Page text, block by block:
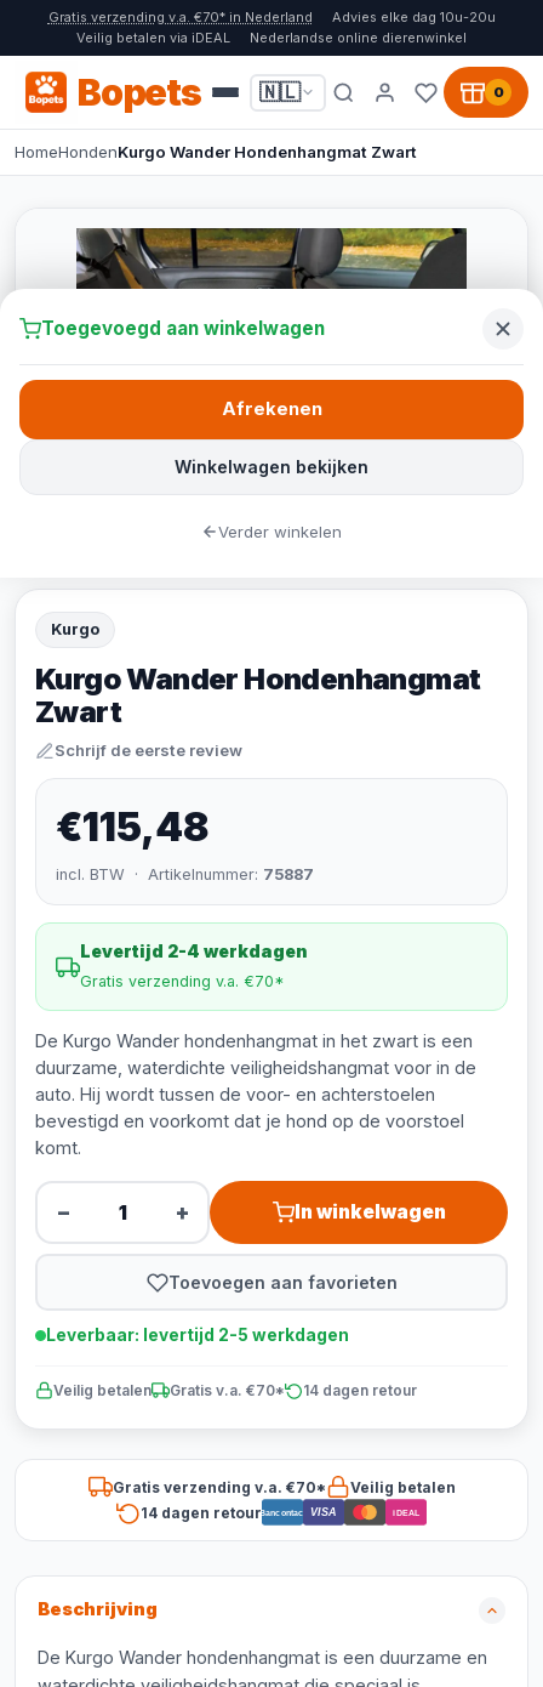
Gratis verzending v.a. €70* in Nederland
Advies elke dag 10u-20u
Veilig betalen via iDEAL
Nederlandse online dierenwinkel
Bopets 🇳🇱 0
HomeHondenKurgo Wander Hondenhangmat Zwart
Kurgo
Kurgo Wander Hondenhangmat
Zwart
Schrijf de eerste review
€115,48
incl. BTW · Artikelnummer: 75887
Levertijd 2-4 werkdagen
Gratis verzending v.a. €70*
De Kurgo Wander hondenhangmat in het zwart is een
duurzame, waterdichte veiligheidshangmat voor in de
auto. Hij wordt tussen de voor- en achterstoelen
bevestigd en voorkomt dat je hond op de voorstoel
komt.
− + In winkelwagen
Toevoegen aan favorieten
Leverbaar: levertijd 2-5 werkdagen
Veilig betalen Gratis v.a. €70* 14 dagen retour
Gratis verzending v.a. €70*
Veilig betalen
14 dagen retourBancontact VISA iDEAL
Beschrijving
De Kurgo Wander hondenhangmat is een duurzame en
Toegevoegd aan winkelwagen
Winkelwagen bekijken
Afrekenen
Verder winkelen